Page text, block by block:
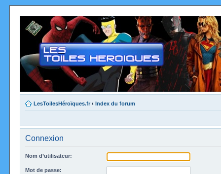
LesToilesHéroïques.fr ‹ Index du forum
Connexion
Nom d’utilisateur:
Mot de passe: